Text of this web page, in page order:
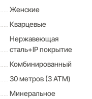
Женские
Кварцевые
Нержавеющая
сталь+IP покрытие
Комбинированный
30 метров (3 ATM)
Минеральное